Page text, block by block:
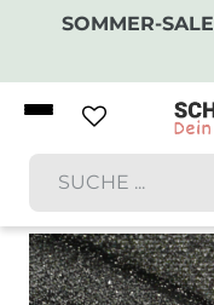
SOMMER-SALE